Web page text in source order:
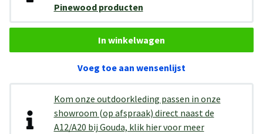
Pinewood producten
In winkelwagen
Voeg toe aan wensenlijst
Kom onze outdoorkleding passen in onze
showroom (op afspraak) direct naast de
A12/A20 bij Gouda, klik hier voor meer